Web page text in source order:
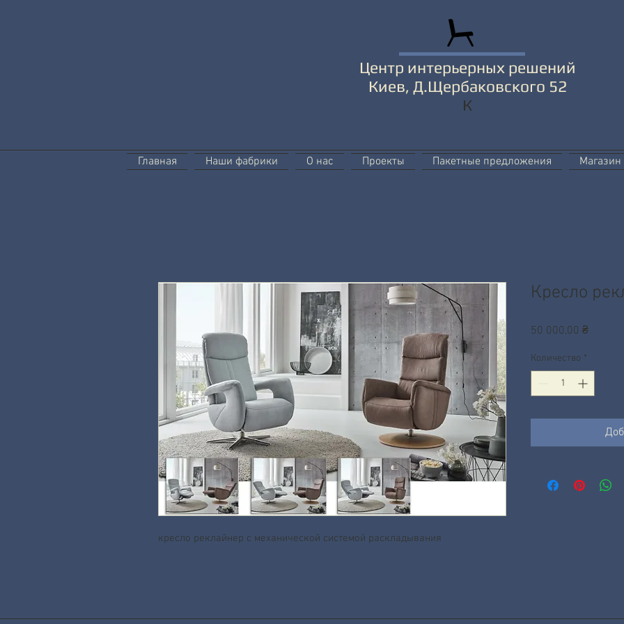
Центр интерьерных решений
Киев, Д.Щербаковского 52
К
Главная Наши фабрики О нас Проекты Пакетные предложения Магазин
кресло реклайнер с механической системой раскладывания
Кресло
50 000,00 ₴Цена
Количество *